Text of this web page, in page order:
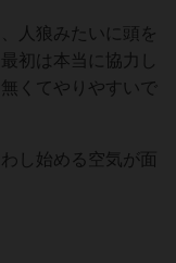
人狼みたいに頭を
初は本当に協力し
くてやりやすいで
し始める空気が面